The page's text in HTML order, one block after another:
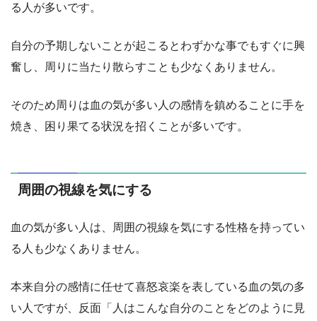
る人が多いです。
自分の予期しないことが起こるとわずかな事でもすぐに興
奮し、周りに当たり散らすことも少なくありません。
そのため周りは血の気が多い人の感情を鎮めることに手を
焼き、困り果てる状況を招くことが多いです。
周囲の視線を気にする
血の気が多い人は、周囲の視線を気にする性格を持ってい
る人も少なくありません。
本来自分の感情に任せて喜怒哀楽を表している血の気の多
い人ですが、反面「人はこんな自分のことをどのように見